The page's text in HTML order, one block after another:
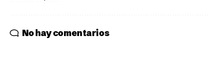
No hay comentarios